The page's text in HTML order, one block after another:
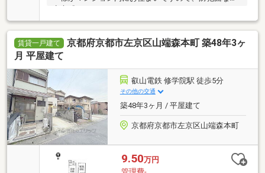
賃貸一戸建て
京都府京都市左京区山端森本町 築48年3ヶ
月 平屋建て
叡山電鉄 修学院駅 徒歩5分
その他の交通
築48年3ヶ月 / 平屋建て
京都府京都市左京区山端森本町
9.50万円